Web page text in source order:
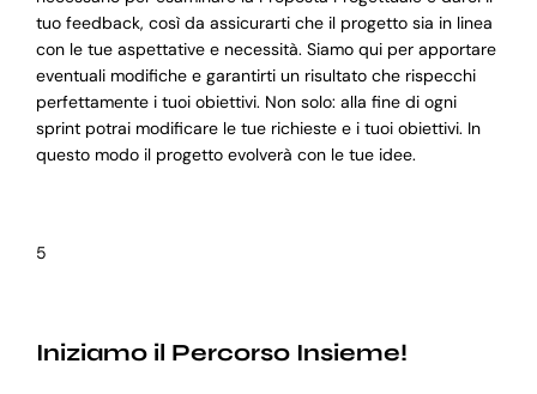
tuo feedback, così da assicurarti che il progetto sia in linea
con le tue aspettative e necessità. Siamo qui per apportare
eventuali modifiche e garantirti un risultato che rispecchi
perfettamente i tuoi obiettivi. Non solo: alla fine di ogni
sprint potrai modificare le tue richieste e i tuoi obiettivi. In
questo modo il progetto evolverà con le tue idee.
5
Iniziamo il Percorso Insieme!